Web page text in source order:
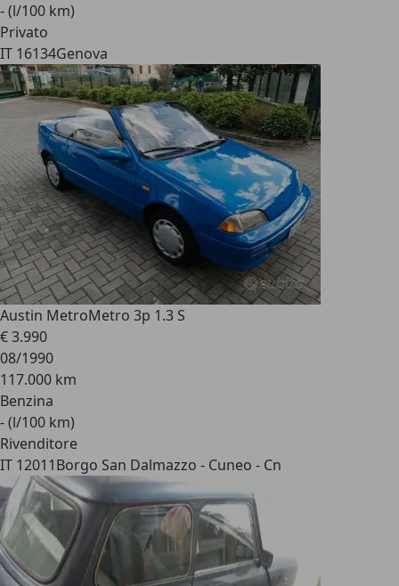
- (l/100 km)
Privato
IT 16134Genova
Austin MetroMetro 3p 1.3 S
€ 3.990
08/1990
117.000 km
Benzina
- (l/100 km)
Rivenditore
IT 12011Borgo San Dalmazzo - Cuneo - Cn